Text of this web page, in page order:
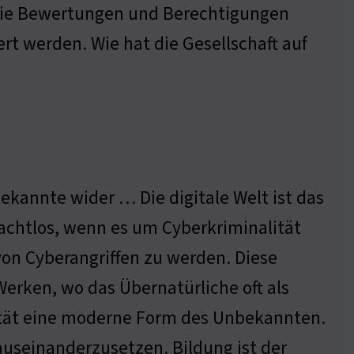
Bewertungen und Berechtigungen
werden. Wie hat die Gesellschaft auf
wider … Die digitale Welt ist das
wenn es um Cyberkriminalität
Cyberangriffen zu werden. Diese
wo das Übernatürliche oft als
eine moderne Form des Unbekannten.
Bildung ist der